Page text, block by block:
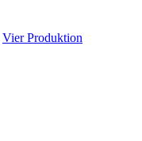
Vier Produktion